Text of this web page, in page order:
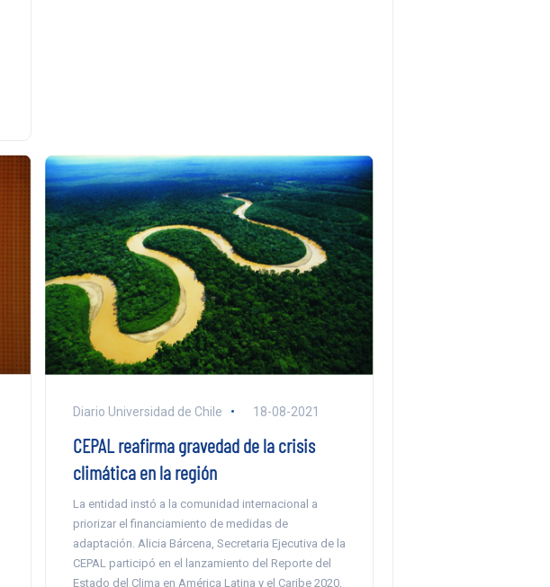
Diario Universidad de Chile 18-08-2021
CEPAL reafirma gravedad de la crisis
climática en la región
La entidad instó a la comunidad internacional a
priorizar el financiamiento de medidas de
adaptación. Alicia Bárcena, Secretaria Ejecutiva de la
CEPAL participó en el lanzamiento del Reporte del
Estado del Clima en América Latina y el Caribe 2020,